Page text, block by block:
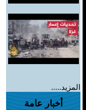
المزيد.....
أخبار عامة